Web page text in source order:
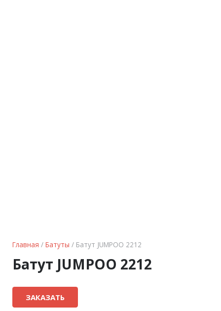
Главная / Батуты / Батут JUMPOO 2212
Батут JUMPOO 2212
ЗАКАЗАТЬ